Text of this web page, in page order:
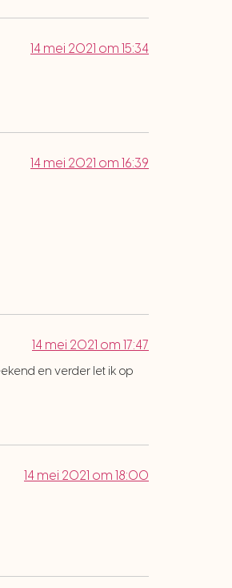
14 mei 2021 om 15:34
14 mei 2021 om 16:39
14 mei 2021 om 17:47
en verder let ik op
14 mei 2021 om 18:00